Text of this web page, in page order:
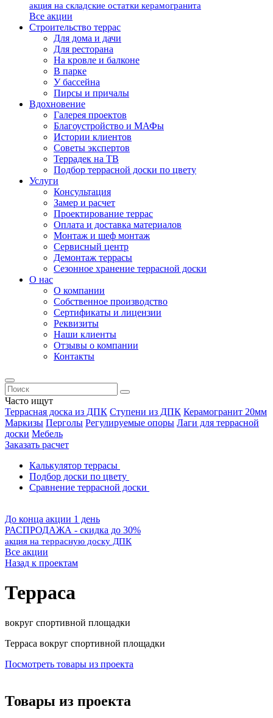
акция на складские остатки керамогранита
Все акции
Строительство террас
Для дома и дачи
Для ресторана
На кровле и балконе
В парке
У бассейна
Пирсы и причалы
Вдохновение
Галерея проектов
Благоустройство и МАФы
Истории клиентов
Советы экспертов
Террадек на ТВ
Подбор террасной доски по цвету
Услуги
Консультация
Замер и расчет
Проектирование террас
Оплата и доставка материалов
Монтаж и шеф монтаж
Сервисный центр
Демонтаж террасы
Сезонное хранение террасной доски
О нас
О компании
Собственное производство
Сертификаты и лицензии
Реквизиты
Наши клиенты
Отзывы о компании
Контакты
Часто ищут
Террасная доска из ДПК Ступени из ДПК Керамогранит 20мм
Маркизы Перголы Регулируемые опоры Лаги для террасной
доски Мебель
Заказать расчет
Калькулятор террасы
Подбор доски по цвету
Сравнение террасной доски
До конца акции 1 день
РАСПРОДАЖА - скидка до 30%
акция на террасную доску ДПК
Все акции
Назад к проектам
Терраса
вокруг спортивной площадки
Терраса вокруг спортивной площадки
Посмотреть товары из проекта
Товары из проекта